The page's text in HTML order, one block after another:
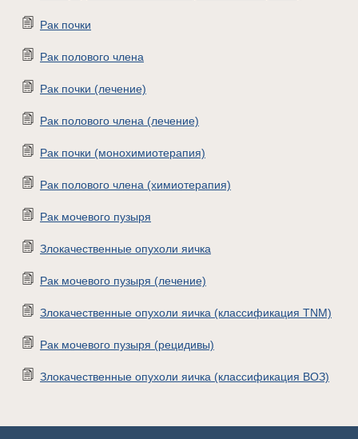
Рак почки
Рак полового члена
Рак почки (лечение)
Рак полового члена (лечение)
Рак почки (монохимиотерапия)
Рак полового члена (химиотерапия)
Рак мочевого пузыря
Злокачественные опухоли яичка
Рак мочевого пузыря (лечение)
Злокачественные опухоли яичка (классификация TNM)
Рак мочевого пузыря (рецидивы)
Злокачественные опухоли яичка (классификация ВОЗ)